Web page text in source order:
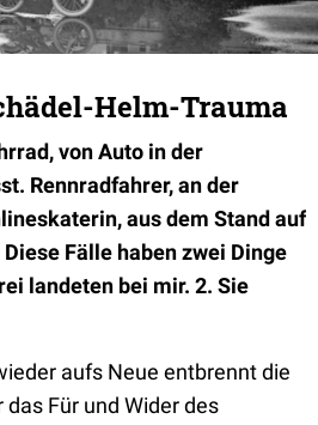
Helm-Trauma
von Auto in der
Rennradfahrer, an der
aus dem Stand auf
Fälle haben zwei Dinge
landeten bei mir. 2. Sie
aufs Neue entbrennt die
Für und Wider des